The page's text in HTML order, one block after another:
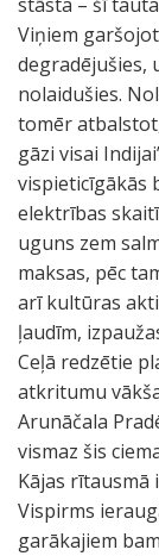
Viņiem
degradējušies,
nolaidušies.
tomēr
gāzi visai
vispieticīgākās
elektrības
uguns zem
maksas, pēc
arī kultūras
ļaudīm,
Ceļā redzētie
atkritumu
Arunāčala
vismaz šis
Kājas rītausmā
Vispirms
garākajiem